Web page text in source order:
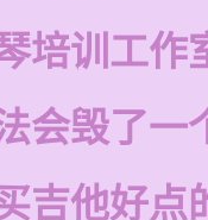
培训工作
会毁了一
吉他好点